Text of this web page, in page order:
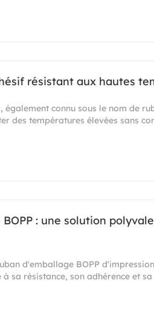
résistant aux hautes
connu sous le nom de
des températures élevées sans
: une solution
d'emballage BOPP
sa résistance, son adhérence et